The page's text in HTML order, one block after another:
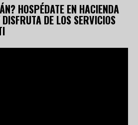
HOSPÉDATE EN HACIENDA
DE LOS SERVICIOS